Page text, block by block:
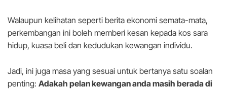
Walaupun kelihatan seperti berita ekonomi semata-mata,
perkembangan ini boleh memberi kesan kepada kos sara
hidup, kuasa beli dan kedudukan kewangan individu.
Jadi, ini juga masa yang sesuai untuk bertanya satu soalan
penting: Adakah pelan kewangan anda masih berada di